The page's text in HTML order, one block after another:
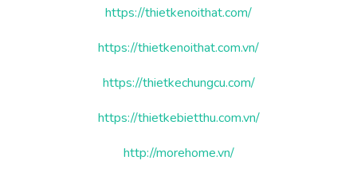
https://thietkenoithat.com/
https://thietkenoithat.com.vn/
https://thietkechungcu.com/
https://thietkebietthu.com.vn/
http://morehome.vn/